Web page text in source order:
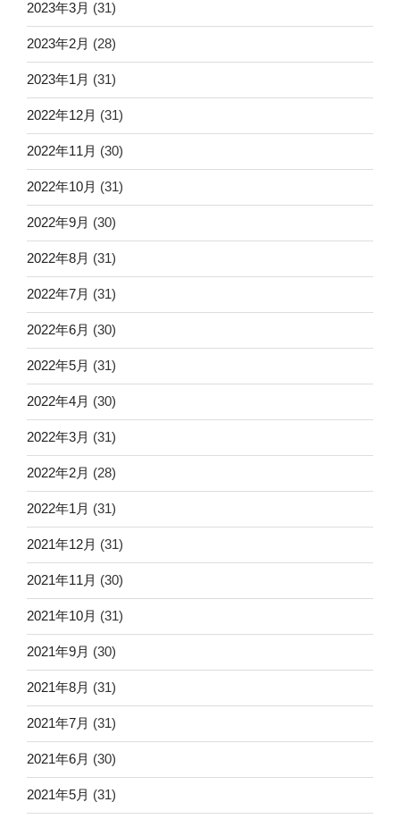
2023年3月 (31)
2023年2月 (28)
2023年1月 (31)
2022年12月 (31)
2022年11月 (30)
2022年10月 (31)
2022年9月 (30)
2022年8月 (31)
2022年7月 (31)
2022年6月 (30)
2022年5月 (31)
2022年4月 (30)
2022年3月 (31)
2022年2月 (28)
2022年1月 (31)
2021年12月 (31)
2021年11月 (30)
2021年10月 (31)
2021年9月 (30)
2021年8月 (31)
2021年7月 (31)
2021年6月 (30)
2021年5月 (31)